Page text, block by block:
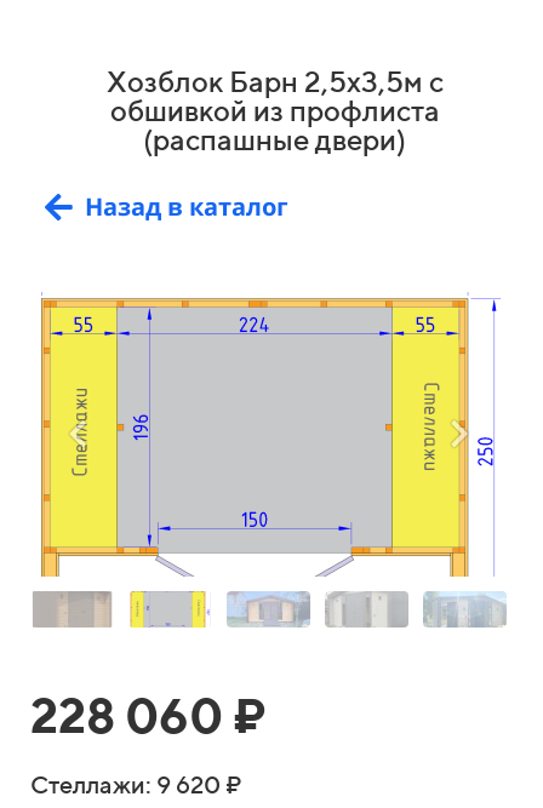
Хозблок Барн 2,5х3,5м с
обшивкой из профлиста
(распашные двери)
Назад в каталог
228 060 ₽
Стеллажи: 9 620 ₽